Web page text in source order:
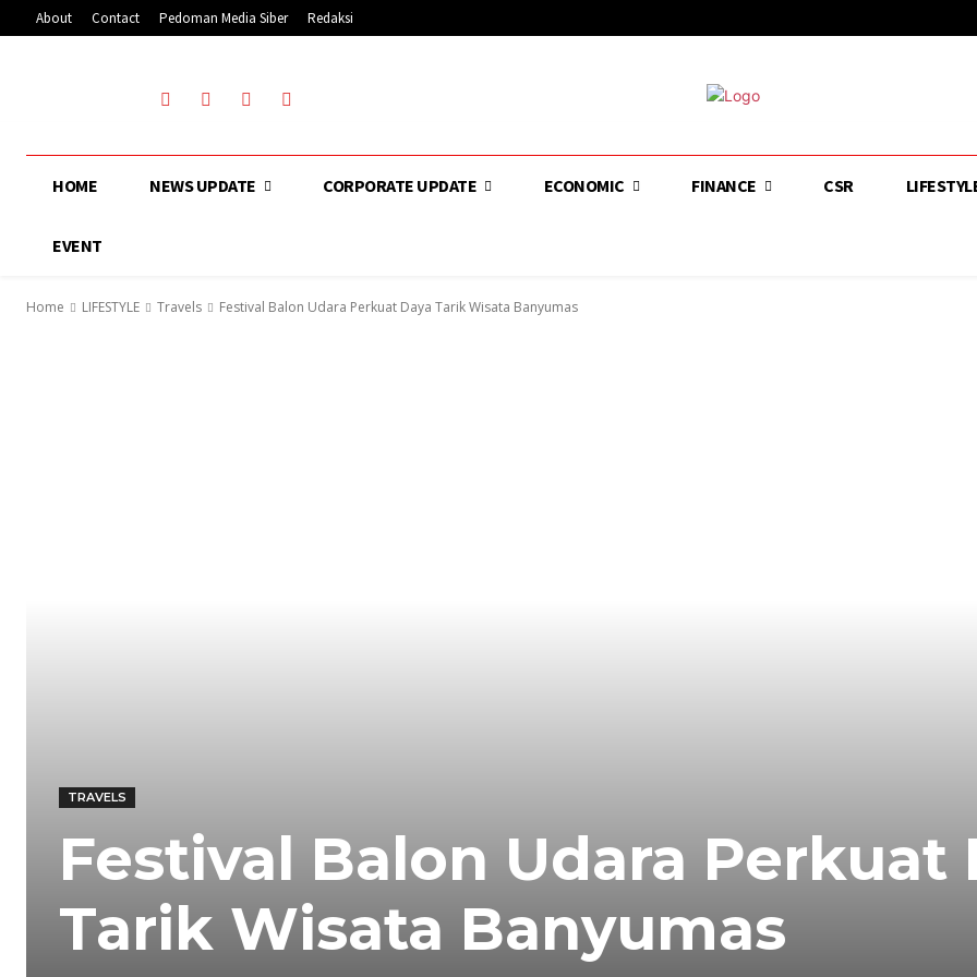
About Contact Pedoman Media Siber Redaksi
HOME NEWS UPDATE CORPORATE UPDATE ECONOMIC FINANCE CSR
EVENT
Home LIFESTYLE Travels Festival Balon Udara Perkuat Daya Tarik Wisata Banyumas
TRAVELS
Festival Balon Udara Perkuat
Tarik Wisata Banyumas